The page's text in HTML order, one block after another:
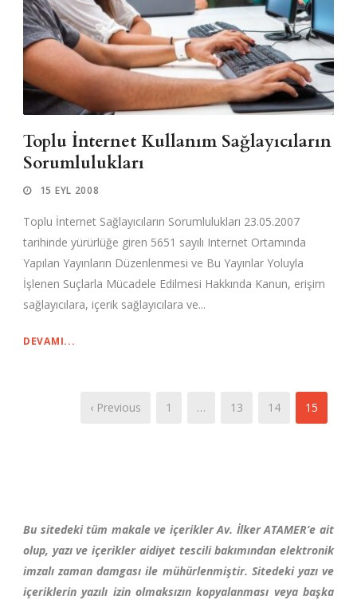
Toplu İnternet Kullanım Sağlayıcıların
Sorumlulukları
15 EYL 2008
Toplu İnternet Sağlayıcıların Sorumlulukları 23.05.2007
tarihinde yürürlüğe giren 5651 sayılı Internet Ortamında
Yapılan Yayınların Düzenlenmesi ve Bu Yayınlar Yoluyla
İşlenen Suçlarla Mücadele Edilmesi Hakkında Kanun, erişim
sağlayıcılara, içerik sağlayıcılara ve...
DEVAMI...
‹ Previous 1 … 13 14 15
Bu sitedeki tüm makale ve içerikler Av. İlker ATAMER’e ait
olup, yazı ve içerikler aidiyet tescili bakımından elektronik
imzalı zaman damgası ile mühürlenmiştir. Sitedeki yazı ve
içeriklerin yazılı izin olmaksızın kopyalanması veya başka